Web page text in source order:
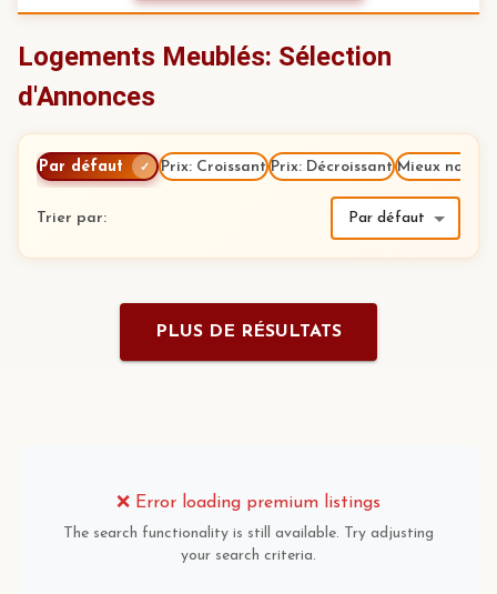
Logements Meublés: Sélection
d'Annonces
Par défaut ✓ Prix: Croissant Prix: Décroissant Mieux notés
Trier par: Par défaut
PLUS DE RÉSULTATS
❌ Error loading premium listings
The search functionality is still available. Try adjusting
your search criteria.